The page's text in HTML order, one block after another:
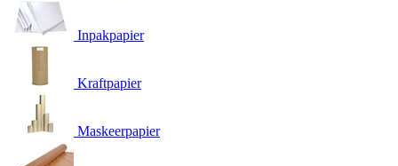
Inpakpapier
Kraftpapier
Maskeerpapier